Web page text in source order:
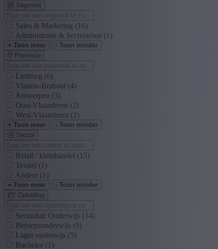
Segment
Sales & Marketing (16)
Administratie & Secretariaat (1)
+ Toon meer
- Toon minder
Provincie
Limburg (6)
Vlaams-Brabant (4)
Antwerpen (3)
Oost-Vlaanderen (2)
West-Vlaanderen (2)
+ Toon meer
- Toon minder
Sector
Retail / kleinhandel (15)
Textiel (1)
Andere (1)
+ Toon meer
- Toon minder
Opleiding
Secundair Onderwijs (14)
Beroepsonderwijs (9)
Lager onderwijs (5)
Bachelor (1)